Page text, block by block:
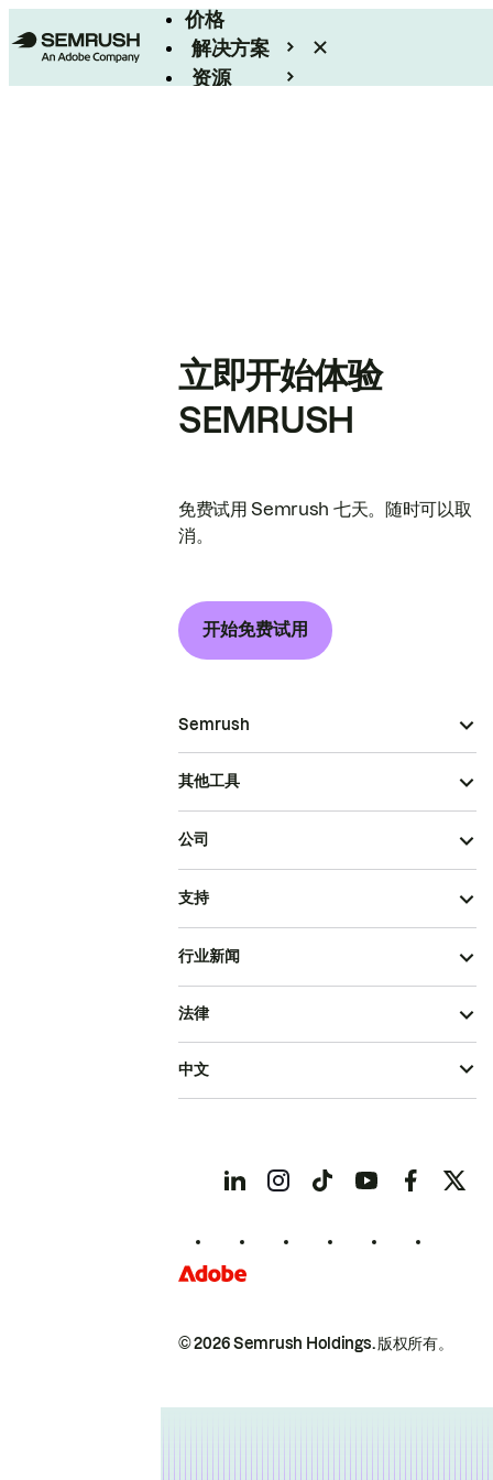
价格
解决方案
资源
立即开始体验
SEMRUSH
免费试用 Semrush 七天。随时可以取
消。
开始免费试用
Semrush
其他工具
公司
支持
行业新闻
© 2026 Semrush Holdings.版权所有。
法律
中文